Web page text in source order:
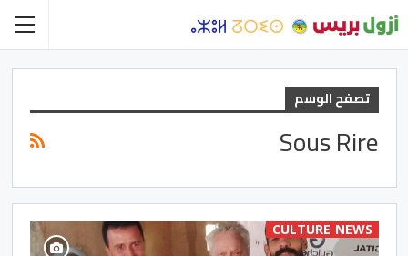
تصفح الوسم
Sous Rire
CULTURE NEWS